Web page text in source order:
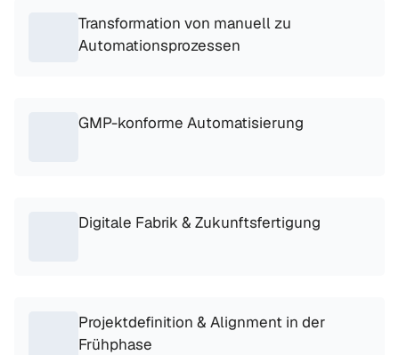
Transformation von manuell zu
Automationsprozessen
GMP-konforme Automatisierung
Digitale Fabrik & Zukunftsfertigung
Projektdefinition & Alignment in der
Frühphase